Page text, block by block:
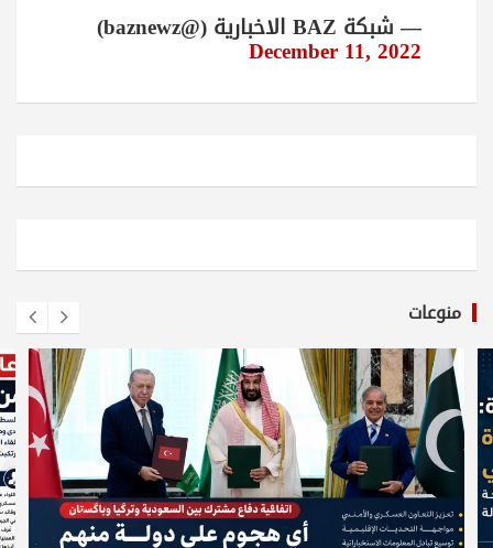
— شبكة BAZ الاخبارية (@baznewz)
December 11, 2022
منوعات